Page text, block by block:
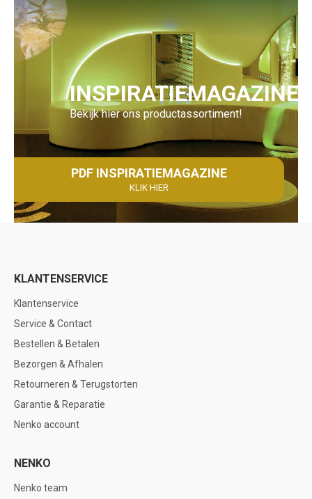
INSPIRATIEMAGAZINE
Bekijk hier ons productassortiment!
PDF INSPIRATIEMAGAZINE
KLIK HIER
KLANTENSERVICE
Klantenservice
Service & Contact
Bestellen & Betalen
Bezorgen & Afhalen
Retourneren & Terugstorten
Garantie & Reparatie
Nenko account
NENKO
Nenko team